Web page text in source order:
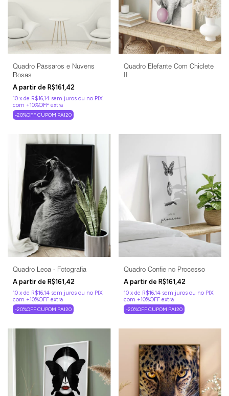
Quadro Pássaros e Nuvens
Rosas
R$161,42
10 x de R$16,14 sem juros
-20%OFF CUPOM PAI20
Quadro Elefante Com Chiclete
II
Quadro Leoa - Fotografia
R$161,42
10 x de R$16,14 sem juros
-20%OFF CUPOM PAI20
Quadro Confie no Processo
R$161,42
10 x de R$16,14 sem juros
-20%OFF CUPOM PAI20